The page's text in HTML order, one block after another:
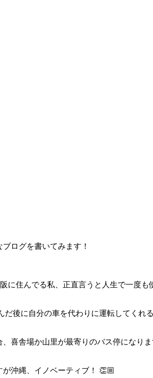
ログを書いてみます！
に住んでる私、正直言うと人生で一度
後に自分の車を代わりに運転してくれ
喜舎場か山里が最寄りのバス停になり
沖縄、イノベーティブ！ 👏🏼